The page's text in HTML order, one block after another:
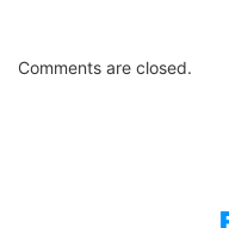
Comments are closed.